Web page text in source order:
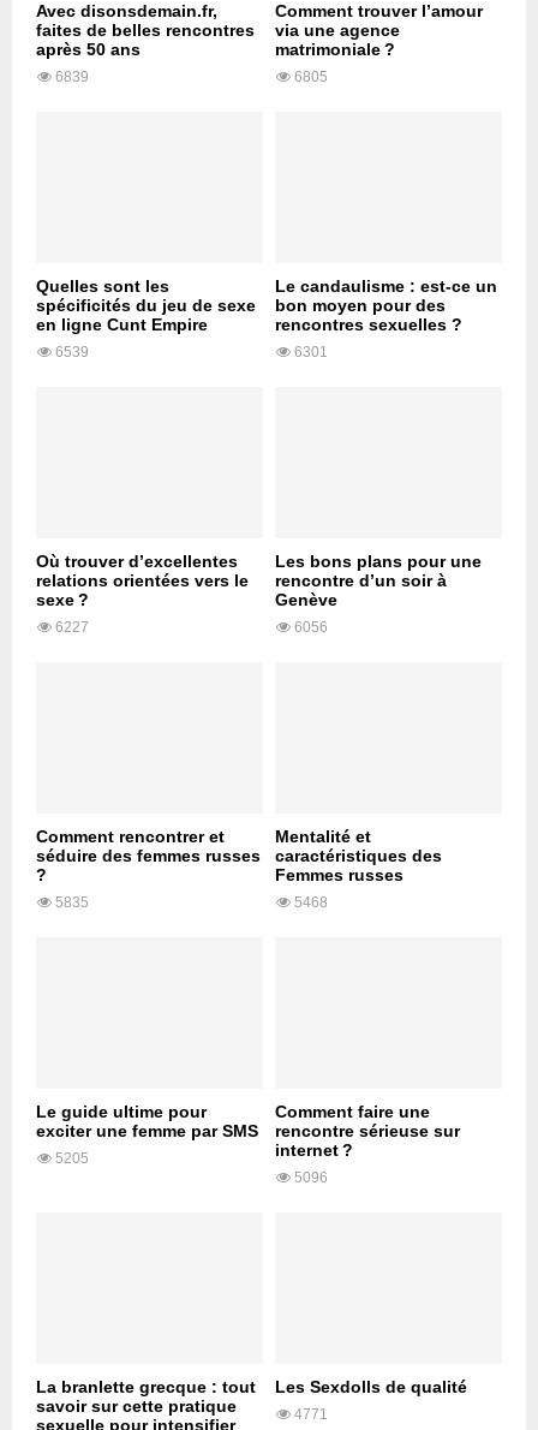
Avec disonsdemain.fr,
faites de belles rencontres
après 50 ans
6839
Comment trouver l’amour
via une agence
matrimoniale ?
6805
Quelles sont les
spécificités du jeu de sexe
en ligne Cunt Empire
6539
Le candaulisme : est-ce un
bon moyen pour des
rencontres sexuelles ?
6301
Où trouver d’excellentes
relations orientées vers le
sexe ?
6227
Les bons plans pour une
rencontre d’un soir à
Genève
6056
Comment rencontrer et
séduire des femmes russes
?
5835
Mentalité et
caractéristiques des
Femmes russes
5468
Le guide ultime pour
exciter une femme par SMS
5205
Comment faire une
rencontre sérieuse sur
internet ?
5096
La branlette grecque : tout
savoir sur cette pratique
sexuelle pour intensifier
Les Sexdolls de qualité
4771